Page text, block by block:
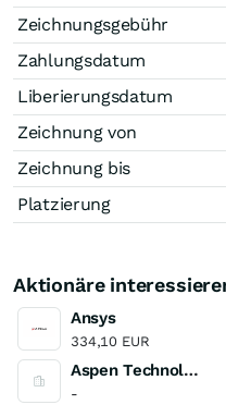
Zeichnungsgebühr
Zahlungsdatum
Liberierungsdatum
Zeichnung von
Zeichnung bis
Platzierung
Aktionäre
Ansys
334,10 EUR
Aspen Technology
-